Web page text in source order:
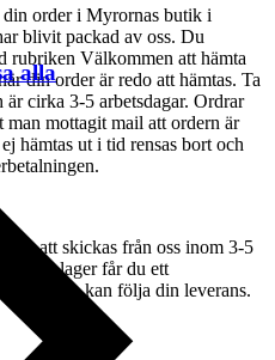
order i Myrornas butik i
blivit packad av oss. Du
rubriken Välkommen att hämta
din order är redo att hämtas. Ta
cirka 3-5 arbetsdagar. Ordrar
man mottagit mail att ordern är
hämtas ut i tid rensas bort och
att skickas från oss inom 3-5
vårt lager får du ett
där du kan följa din leverans.
alla